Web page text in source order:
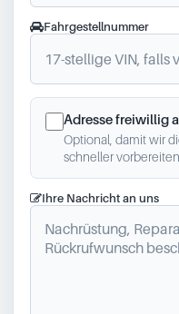
Fahrgestellnummer
Adresse freiwillig
Optional, damit wir
schneller
Ihre Nachricht an uns